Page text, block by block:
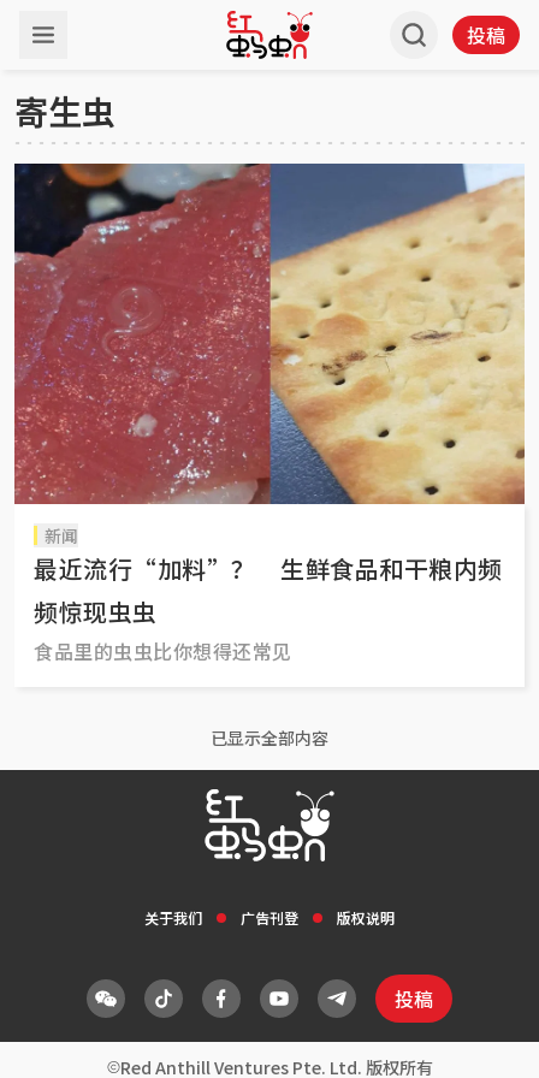
投稿
寄生虫
新闻
最近流行“加料”？ 生鲜食品和干粮内频
频惊现虫虫
食品里的虫虫比你想得还常见
已显示全部内容
关于我们 广告刊登 版权说明
投稿
Red Anthill Ventures Pte. Ltd. 版权所有